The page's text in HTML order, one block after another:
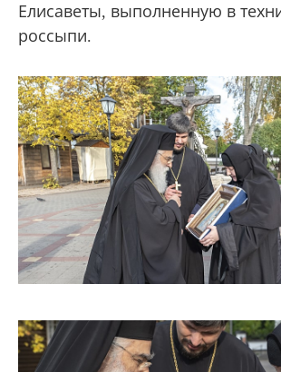
Елисаветы, выполненную в
россыпи.